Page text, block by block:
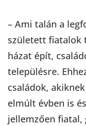
– Ami talán a
született fiatalok
házat épít,
településre.
családok,
elmúlt évben is
jellemzően fiatal,